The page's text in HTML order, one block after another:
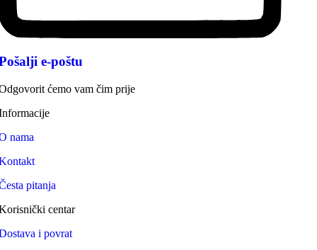
e-poštu
ćemo vam čim prije
nama
pitanja
centar
i povrat